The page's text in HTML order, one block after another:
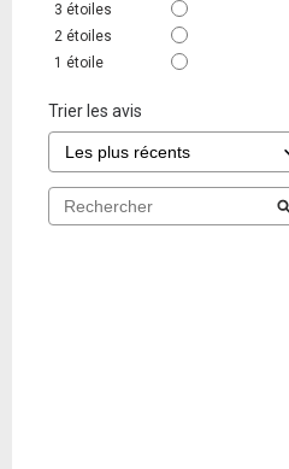
3 étoiles
2 étoiles
1 étoile
Trier les avis